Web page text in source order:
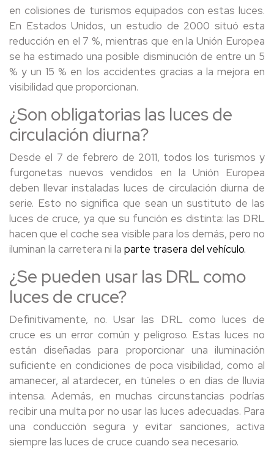
en colisiones de turismos equipados con estas luces.
En Estados Unidos, un estudio de 2000 situó esta
reducción en el 7 %, mientras que en la Unión Europea
se ha estimado una posible disminución de entre un 5
% y un 15 % en los accidentes gracias a la mejora en
visibilidad que proporcionan.
¿Son obligatorias las luces de
circulación diurna?
Desde el 7 de febrero de 2011, todos los turismos y
furgonetas nuevos vendidos en la Unión Europea
deben llevar instaladas luces de circulación diurna de
serie. Esto no significa que sean un sustituto de las
luces de cruce, ya que su función es distinta: las DRL
hacen que el coche sea visible para los demás, pero no
iluminan la carretera ni la parte trasera del vehículo.
¿Se pueden usar las DRL como
luces de cruce?
Definitivamente, no. Usar las DRL como luces de
cruce es un error común y peligroso. Estas luces no
están diseñadas para proporcionar una iluminación
suficiente en condiciones de poca visibilidad, como al
amanecer, al atardecer, en túneles o en días de lluvia
intensa. Además, en muchas circunstancias podrías
recibir una multa por no usar las luces adecuadas. Para
una conducción segura y evitar sanciones, activa
siempre las luces de cruce cuando sea necesario.